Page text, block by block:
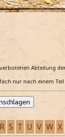
Abteilung
nur nach einem
R S T U V W X